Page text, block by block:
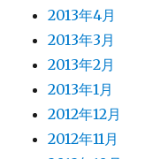
2013年4月
2013年3月
2013年2月
2013年1月
2012年12月
2012年11月